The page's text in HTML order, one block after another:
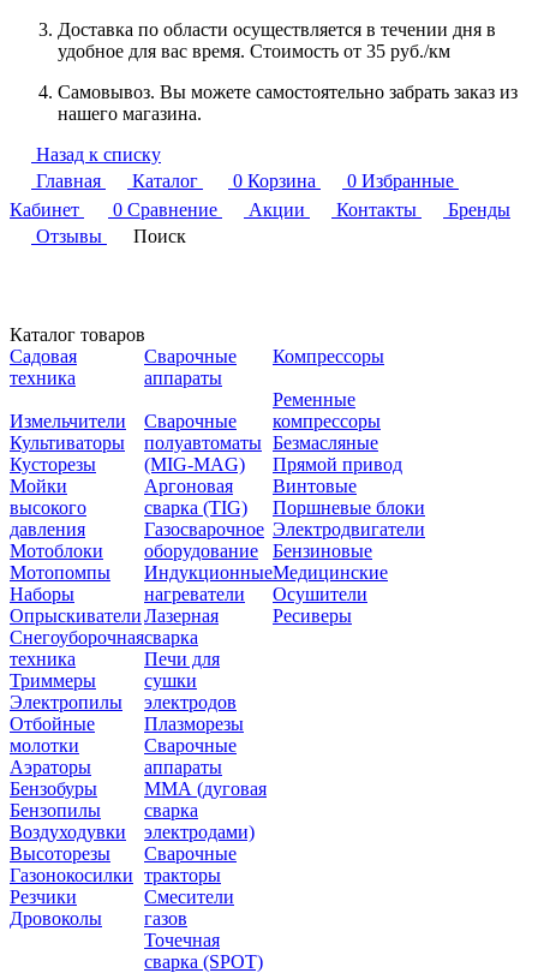
Доставка по области осуществляется в течении дня в
удобное для вас время. Стоимость от 35 руб./км
Самовывоз. Вы можете самостоятельно забрать заказ из
нашего магазина.
Назад к списку
Главная
Каталог 0 Корзина 0 Избранные
Кабинет
0 Сравнение Акции Контакты
Бренды
Отзывы
Поиск
Каталог товаров
Садовая
техника
Измельчители
Культиваторы
Кусторезы
Мойки
высокого
давления
Мотоблоки
Мотопомпы
Наборы
Опрыскиватели
Снегоуборочная
техника
Триммеры
Электропилы
Отбойные
молотки
Аэраторы
Бензобуры
Бензопилы
Воздуходувки
Высоторезы
Газонокосилки
Резчики
Дровоколы
Сварочные
аппараты
Сварочные
полуавтоматы
(MIG-MAG)
Аргоновая
сварка (TIG)
Газосварочное
оборудование
Индукционные
нагреватели
Лазерная
сварка
Печи для
сушки
электродов
Плазморезы
Сварочные
аппараты
ММА (дуговая
сварка
электродами)
Сварочные
тракторы
Смесители
газов
Точечная
сварка (SPOT)
Компрессоры
Ременные
компрессоры
Безмасляные
Прямой привод
Винтовые
Поршневые блоки
Электродвигатели
Бензиновые
Медицинские
Осушители
Ресиверы